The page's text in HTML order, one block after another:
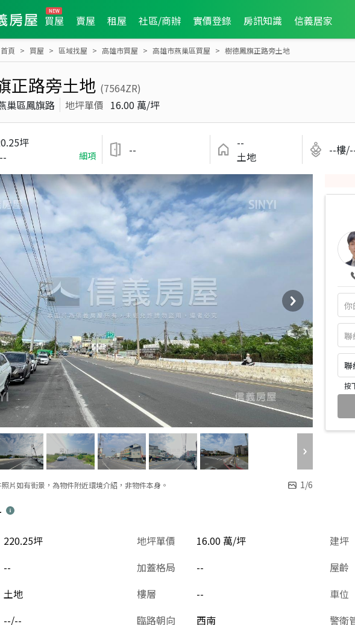
買屋 賣屋 租屋 社區/商辦 實價登錄 房訊知識 信義居家
首頁 買屋 區域找屋 高雄市買屋 高雄市燕巢區買屋 樹德鳳旗正路旁土地
正路旁土地 (7564ZR)
巢區鳳旗路 地坪單價 16.00 萬/坪
坪
-- 細項 --
--
土地
--樓
片如有街景，為物件附近環境介紹，非物件本身。 1/6
聯
按
建坪
220.25坪 地坪單價
16.00 萬/坪
-- 加蓋格局 -- 屋齡
土地 樓層 -- 車位
--/-- 臨路朝向 西南 警衛